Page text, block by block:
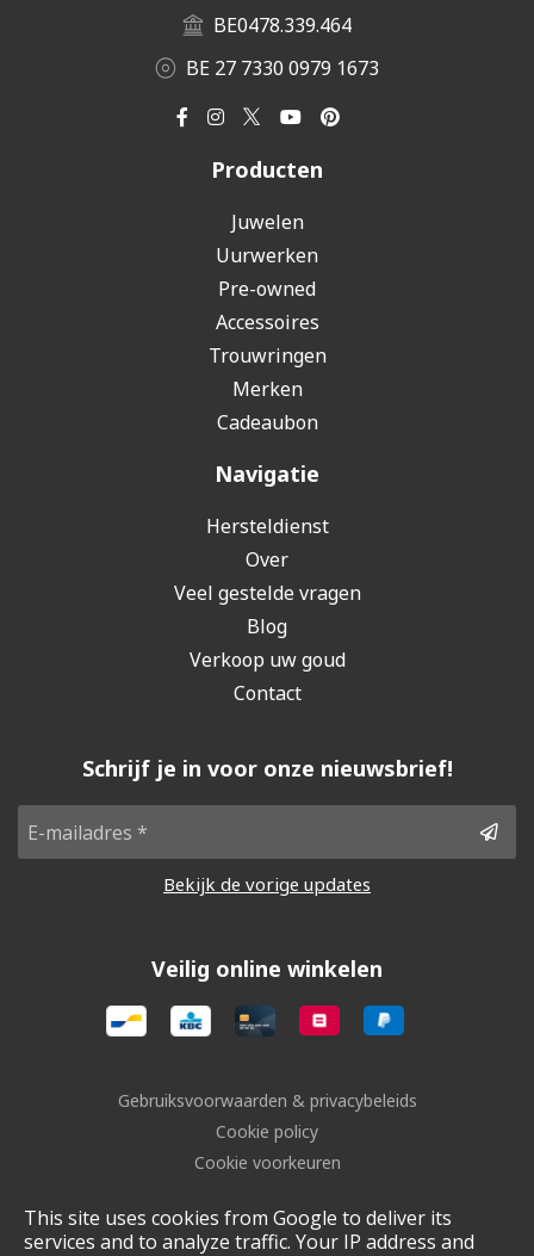
BE0478.339.464
BE 27 7330 0979 1673
Producten
Juwelen
Uurwerken
Pre-owned
Accessoires
Trouwringen
Merken
Cadeaubon
Navigatie
Hersteldienst
Over
Veel gestelde vragen
Blog
Verkoop uw goud
Contact
Schrijf je in voor onze nieuwsbrief!
Bekijk de vorige updates
Veilig online winkelen
Gebruiksvoorwaarden & privacybeleids
Cookie policy
Cookie voorkeuren
Login
This site uses cookies from Google to deliver its
services and to analyze traffic. Your IP address and